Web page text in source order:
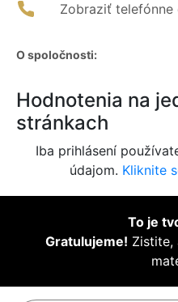
Zobraziť telefónne
O spoločnosti:
Hodnotenia na
stránkach
Iba prihlásení
údajom. Kliknite
To je
Gratulujeme! Zistite,